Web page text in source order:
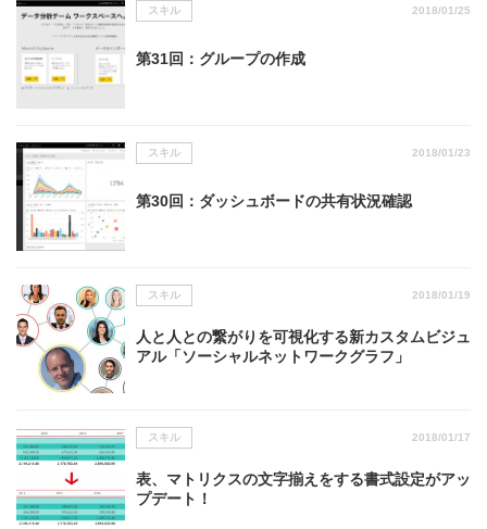
スキル 2018/01/25
第31回：グループの作成
スキル 2018/01/23
第30回：ダッシュボードの共有状況確認
スキル 2018/01/19
人と人との繋がりを可視化する新カスタムビジュ
アル「ソーシャルネットワークグラフ」
スキル 2018/01/17
表、マトリクスの文字揃えをする書式設定がアッ
プデート！